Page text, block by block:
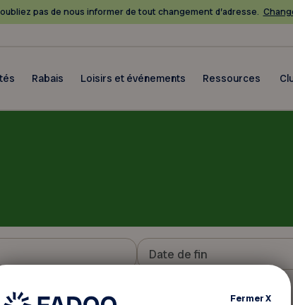
pas de nous informer de tout changement d’adresse.
Rabais Loisirs et événements Ressources
FermerX